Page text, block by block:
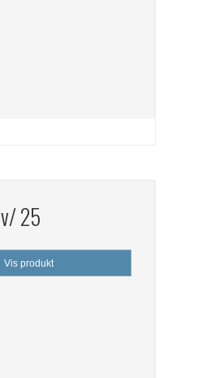
v/ 25
Vis produkt